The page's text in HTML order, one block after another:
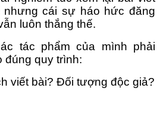
nhưng cái sự háo hức đăng
luôn thắng thế.
tác phẩm của mình phải
đúng quy trình:
viết bài? Đối tượng độc giả?